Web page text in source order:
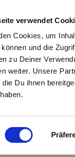
verwendet
Cookies, um
und die
zu Deiner
weiter. Unsere
Du ihnen